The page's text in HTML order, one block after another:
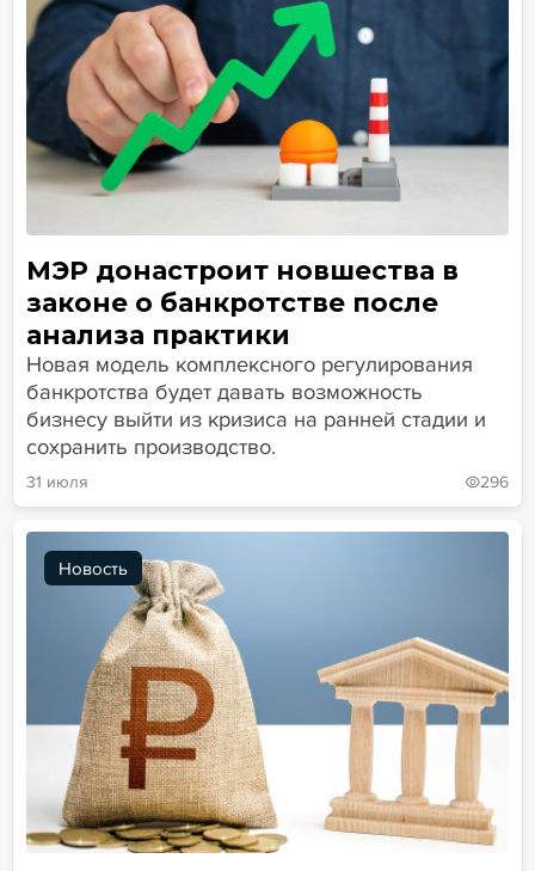
МЭР донастроит новшества в
законе о банкротстве после
анализа практики
Новая модель комплексного регулирования
банкротства будет давать возможность
бизнесу выйти из кризиса на ранней стадии и
сохранить производство.
31 июля 296
Новость